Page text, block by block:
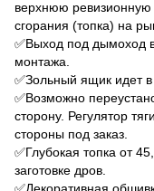
верхнюю
сгорания (топка) на
✅Выход под дымоход
монтажа.
✅Зольный ящик идет
✅Возможно
сторону. Регулятор
стороны под заказ.
✅Глубокая топка от
заготовке дров.
✅Декоративная